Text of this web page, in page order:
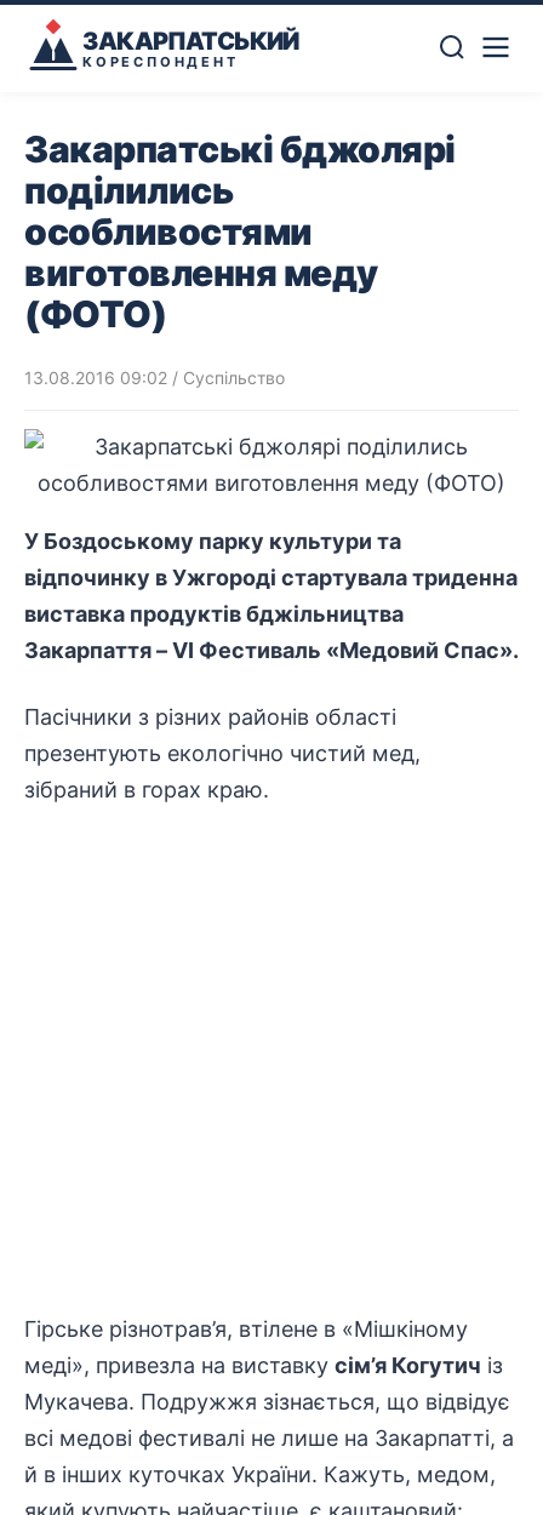
ЗАКАРПАТСЬКИЙ
КОРЕСПОНДЕНТ
Закарпатські бджолярі
поділились
особливостями
виготовлення меду
(ФОТО)
13.08.2016 09:02 / Суспільство
У Боздоському парку культури та
відпочинку в Ужгороді стартувала триденна
виставка продуктів бджільництва
Закарпаття – VI Фестиваль «Медовий Спас».
Пасічники з різних районів області
презентують екологічно чистий мед,
зібраний в горах краю.
Гірське різнотрав’я, втілене в «Мішкіному
меді», привезла на виставку сім’я Когутич із
Мукачева. Подружжя зізнається, що відвідує
всі медові фестивалі не лише на Закарпатті, а
й в інших куточках України. Кажуть, медом,